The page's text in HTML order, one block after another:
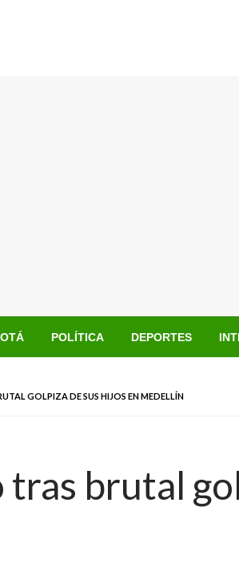
POLÍTICA DEPORTES
GOLPIZA DE SUS HIJOS EN MEDELLÍN
brutal